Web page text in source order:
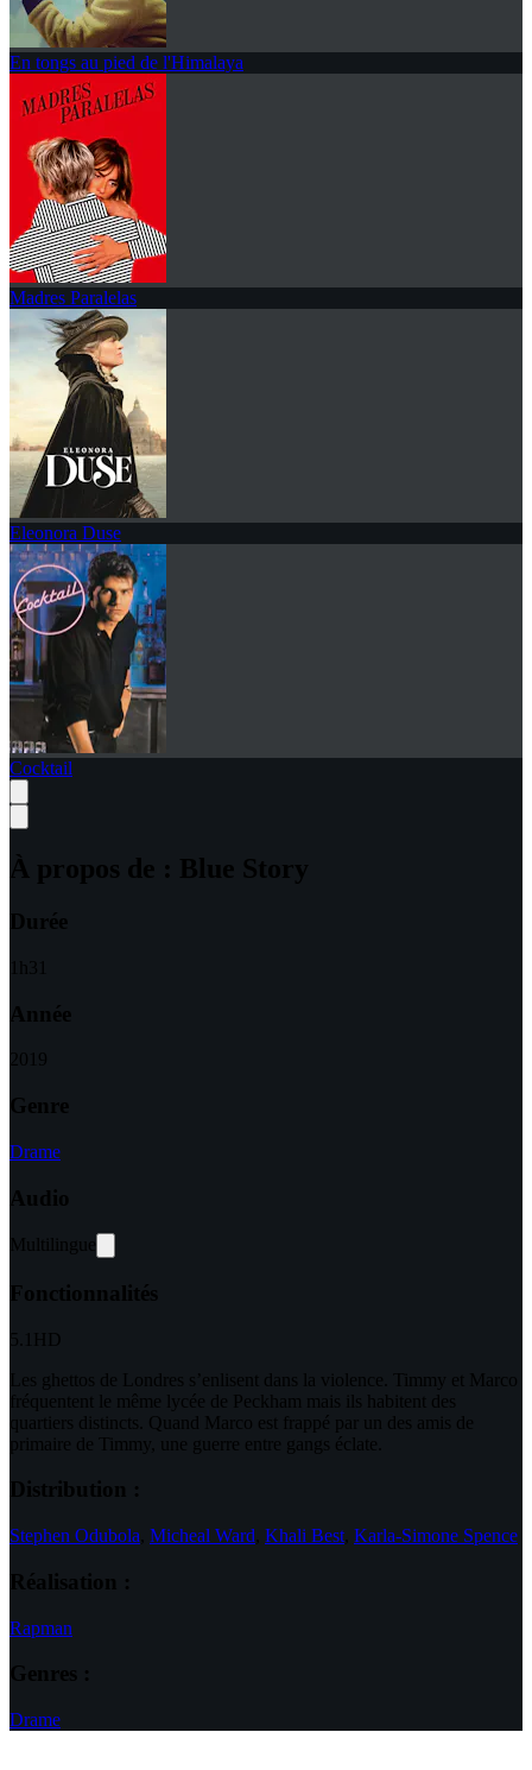
En tongs au pied de l'Himalaya
Madres Paralelas
Eleonora Duse
Cocktail
À propos de : Blue Story
Durée
31
Année
2019
Genre
Drame
Audio
Multilingue
Fonctionnalités
5.1
HD
Les ghettos de Londres s’enlisent dans la violence. Timmy et Marco
fréquentent le même lycée de Peckham mais ils habitent des
quartiers distincts. Quand Marco est frappé par un des amis de
primaire de Timmy, une guerre entre gangs éclate.
Distribution :
Stephen Odubola Micheal Ward Khali Best Karla-Simone Spence
Réalisation :
Rapman
Genres :
Drame